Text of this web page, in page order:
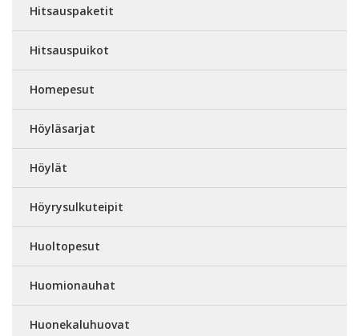
Hitsauspaketit
Hitsauspuikot
Homepesut
Höyläsarjat
Höylät
Höyrysulkuteipit
Huoltopesut
Huomionauhat
Huonekaluhuovat